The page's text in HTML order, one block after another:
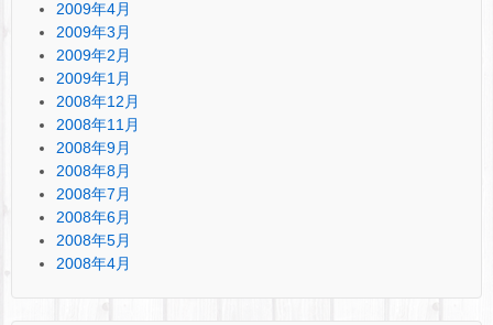
2009年4月
2009年3月
2009年2月
2009年1月
2008年12月
2008年11月
2008年9月
2008年8月
2008年7月
2008年6月
2008年5月
2008年4月